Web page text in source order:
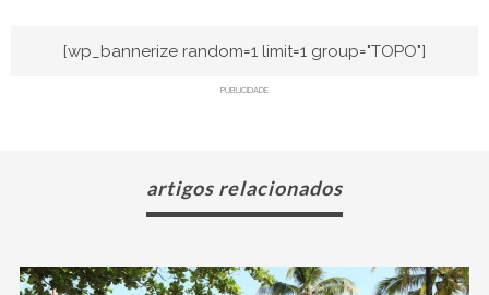
[wp_bannerize random=1 limit=1 group="TOPO"]
PUBLICIDADE
artigos relacionados